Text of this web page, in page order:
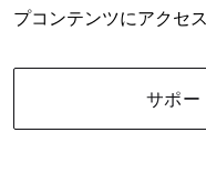
プコンテンツにアクセ
サポ